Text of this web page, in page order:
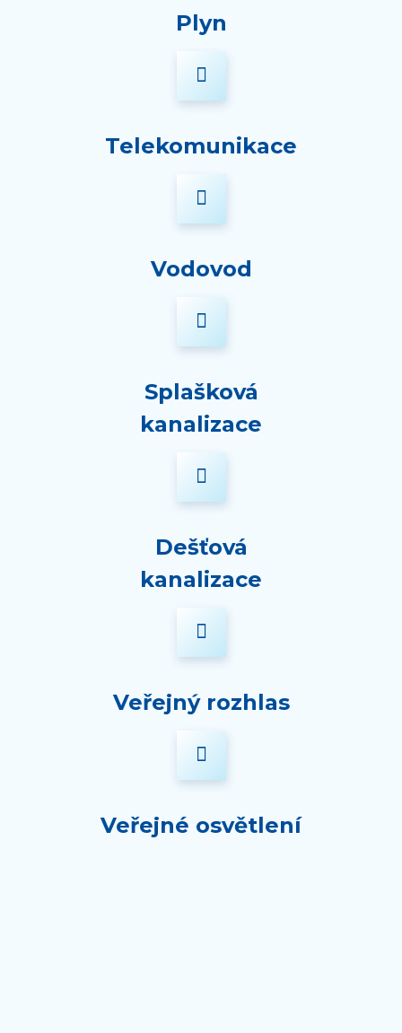
Plyn
Telekomunikace
Vodovod
Splašková
kanalizace
Dešťová
kanalizace
Veřejný rozhlas
Veřejné osvětlení